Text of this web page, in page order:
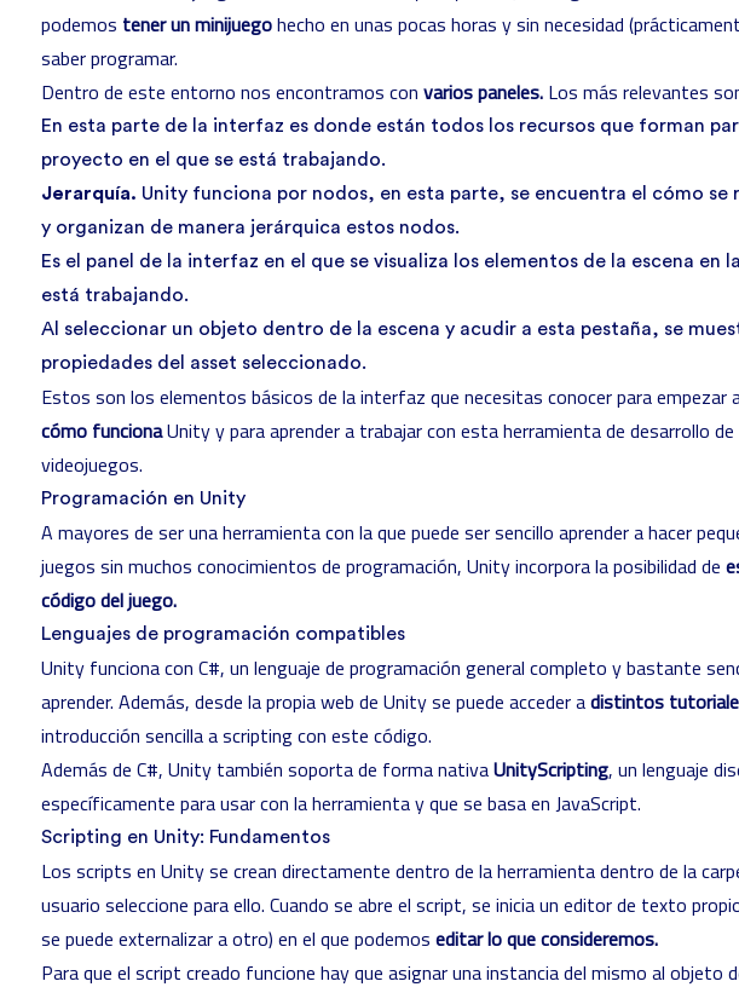
podemos tener un minijuegohecho en unas pocas horas y sin necesidad
saber programar.
Dentro de este entorno nos encontramos con varios paneles. Los más relevantes
En esta parte de la interfaz es donde están todos los recursos que forman
proyecto en el que se está trabajando.
Jerarquía. Unity funciona por nodos, en esta parte, se encuentra el cómo se
y organizan de manera jerárquica estos nodos.
Es el panel de la interfaz en el que se visualiza los elementos de la escena en
está trabajando.
Al seleccionar un objeto dentro de la escena y acudir a esta pestaña, se
propiedades del asset seleccionado.
Estos son los elementos básicos de la interfaz que necesitas conocer para empezar
cómo funcionaUnity y para aprender a trabajar con esta herramienta de desarrollo de
videojuegos.
Programación en Unity
A mayores de ser una herramienta con la que puede ser sencillo aprender a hacer
juegos sin muchos conocimientos de programación, Unity incorpora la posibilidad de
código del juego.
Lenguajes de programación compatibles
Unity funciona con C#, un lenguaje de programación general completo y bastante
aprender. Además, desde la propia web de Unity se puede acceder adistintos
introducción sencillaa scripting con este código.
Además de C#, Unity también soporta de forma nativaUnityScripting, un lenguaje
específicamente para usar con la herramienta y que se basa en JavaScript.
Scripting en Unity: Fundamentos
Los scripts en Unity se crean directamente dentro de la herramienta dentro de la
usuario seleccione para ello. Cuando se abre el script, se inicia un editor de texto
se puede externalizar a otro) en el que podemos editar lo que consideremos.
Para que el script creado funcione hay que asignar una instancia del mismo al objeto